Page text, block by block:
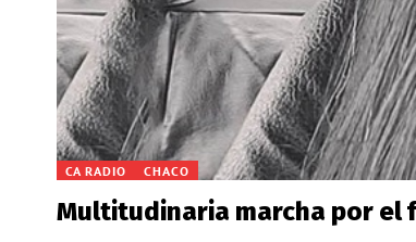
CA RADIO CHACO
Multitudinaria marcha por el